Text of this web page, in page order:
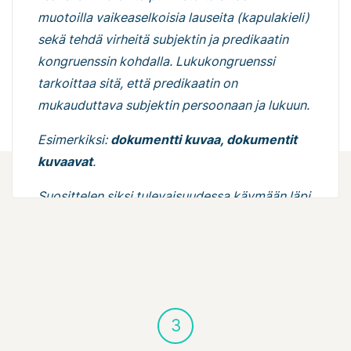
muotoilla vaikeaselkoisia lauseita (kapulakieli)
sekä tehdä virheitä subjektin ja predikaatin
kongruenssin kohdalla. Lukukongruenssi
tarkoittaa sitä, että predikaatin on
mukauduttava subjektin persoonaan ja lukuun.
Esimerkiksi: dokumentti kuvaa, dokumentit
kuvaavat.
Suosittelen siksi tulevaisuudessa käymään läpi
Vaikeaselkoisten lauseiden kohdalla
puolestaan kannattaa pysähtyä miettimään,
3